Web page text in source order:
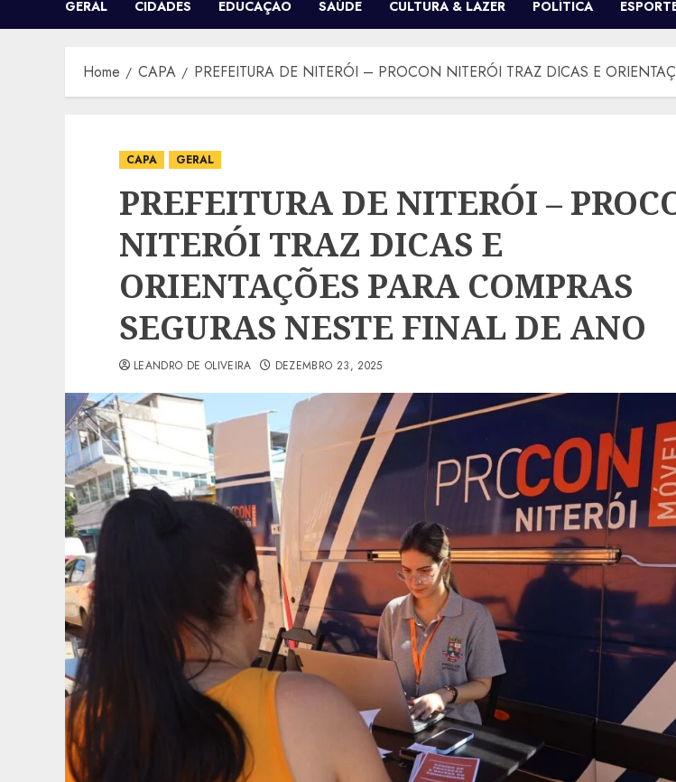
GERAL CIDADES EDUCAÇÃO SAÚDE CULTURA & LAZER POLÍTICA
Home CAPA PREFEITURA DE NITERÓI – PROCON NITERÓI TRAZ DICAS E
CAPA GERAL
PREFEITURA DE NITERÓI –
NITERÓI TRAZ DICAS E
ORIENTAÇÕES PARA COMPRAS
SEGURAS NESTE FINAL DE ANO
LEANDRO DE OLIVEIRA DEZEMBRO 23, 2025